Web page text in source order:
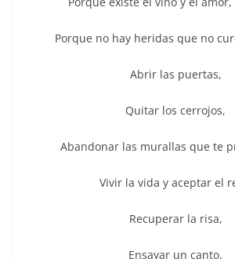
Porque no hay heridas que no
Abrir las puertas,
Quitar los cerrojos,
Abandonar las murallas que te
Vivir la vida y aceptar el
Recuperar la risa,
Ensayar un canto,